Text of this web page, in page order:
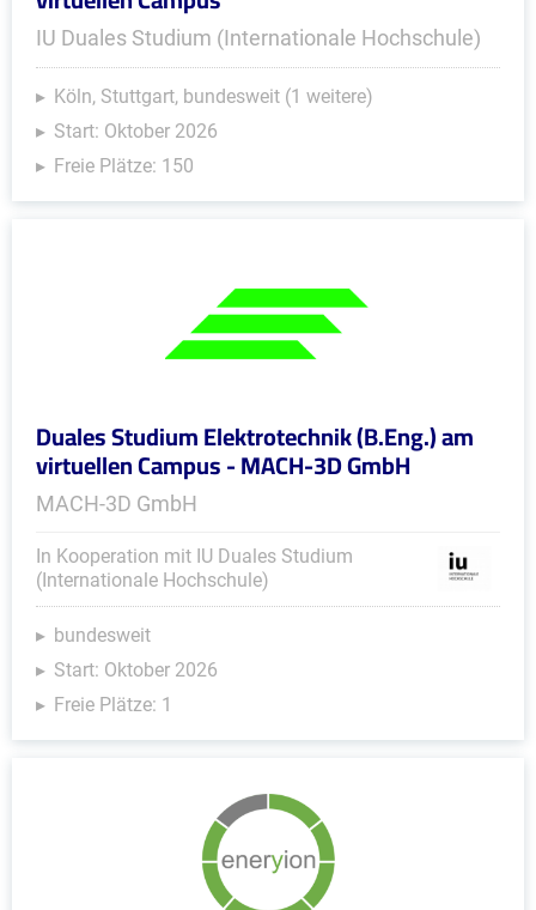
IU Duales Studium (Internationale Hochschule)
Köln, Stuttgart, bundesweit (1 weitere)
Start: Oktober 2026
Freie Plätze: 150
Duales Studium Elektrotechnik (B.Eng.) am
virtuellen Campus - MACH-3D GmbH
MACH-3D GmbH
In Kooperation mit IU Duales Studium
(Internationale Hochschule)
bundesweit
Start: Oktober 2026
Freie Plätze: 1